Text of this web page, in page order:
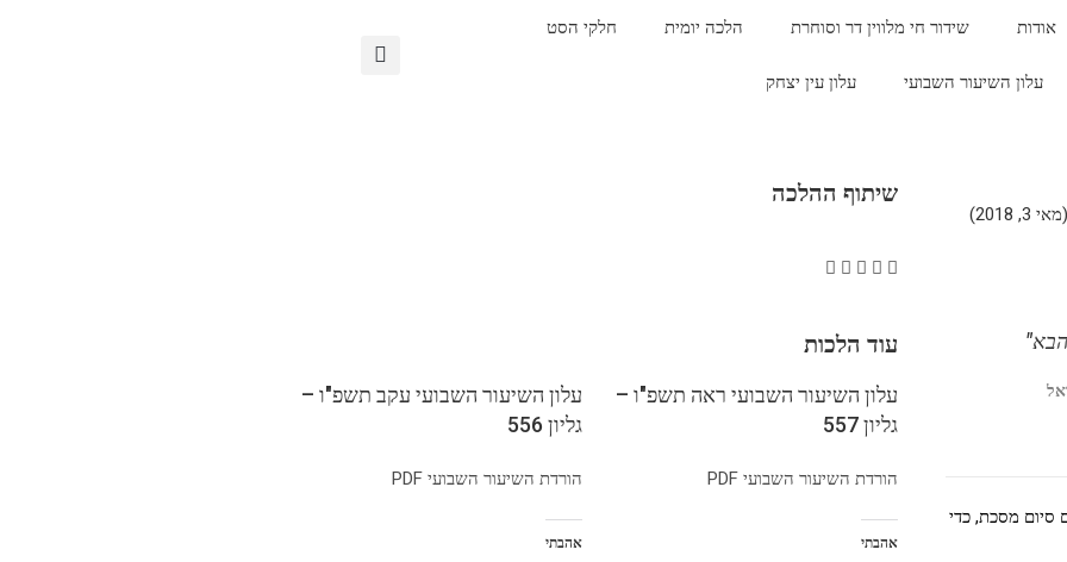
אודות שידור חי מלווין דר וסוחרת הלכה יומית חלקי הסט
עלון השיעור השבועי עלון עין יצחק
סיום מסכת, כדי
שיתוף ההלכה
עוד הלכות
עלון השיעור השבועי ראה תשפ"ו –
גליון 557
הורדת השיעור השבועי PDF
אהבתי
עלון השיעור השבועי עקב תשפ"ו –
גליון 556
הורדת השיעור השבועי PDF
אהבתי